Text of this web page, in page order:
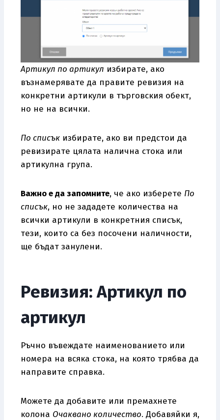
Артикул по артикул избирате, ако
възнамерявате да правите ревизия на
конкретни артикули в търговския обект,
но не на всички.
По списък избирате, ако ви предстои да
ревизирате цялата налична стока или
артикулна група.
Важно е да запомните, че ако изберете По
списък, но не зададете количества на
всички артикули в конкретния списък,
тези, които са без посочени наличности,
ще бъдат занулени.
Ревизия: Артикул по
артикул
Ръчно въвеждате наименованието или
номера на всяка стока, на която трябва да
направите справка.
Можете да добавите или премахнете
колона Очаквано количество. Добавяйки я,